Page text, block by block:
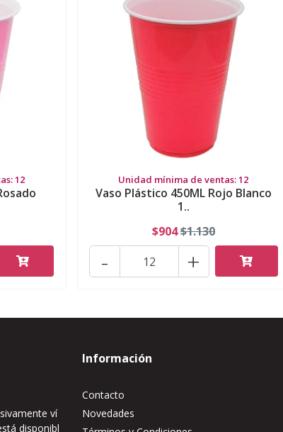
12 Unidad mínima de ventas: 12
Vaso Plástico 450ML Rojo Blanco
1..
$904$1.130
+
-
ví
disponibl
Información
Contacto
Novedades